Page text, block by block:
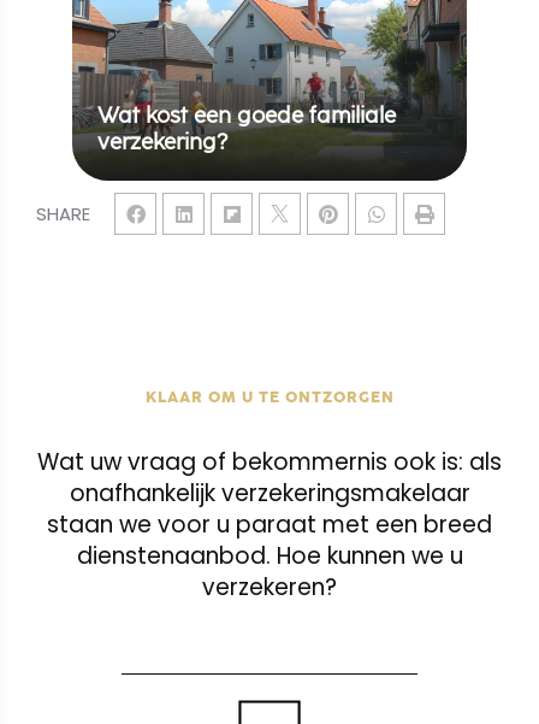
SHARE
Wat kost een goede familiale
verzekering?
KLAAR OM U TE ONTZORGEN
Wat uw vraag of bekommernis ook is: als
onafhankelijk verzekeringsmakelaar
staan we voor u paraat met een breed
dienstenaanbod. Hoe kunnen we u
verzekeren?